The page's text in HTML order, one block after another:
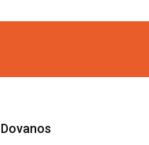
28,00€
Dovanos